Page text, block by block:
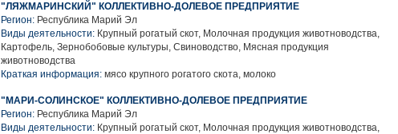
"ЛЯЖМАРИНСКИЙ" КОЛЛЕКТИВНО-ДОЛЕВОЕ ПРЕДПРИЯТИЕ
Регион: Республика Марий Эл
Виды деятельности: Крупный рогатый скот, Молочная продукция животноводства,
Картофель, Зернобобовые культуры, Свиноводство, Мясная продукция
животноводства
Краткая информация: мясо крупного рогатого скота, молоко
"МАРИ-СОЛИНСКОЕ" КОЛЛЕКТИВНО-ДОЛЕВОЕ ПРЕДПРИЯТИЕ
Регион: Республика Марий Эл
Виды деятельности: Крупный рогатый скот, Молочная продукция животноводства,